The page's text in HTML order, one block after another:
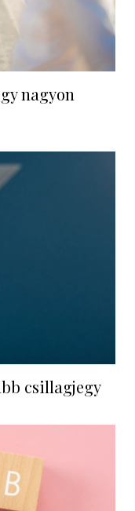
nagyon
csillagjegy